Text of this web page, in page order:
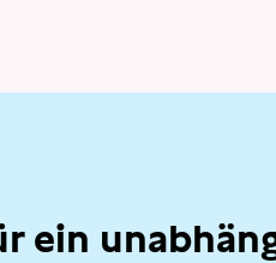
ein